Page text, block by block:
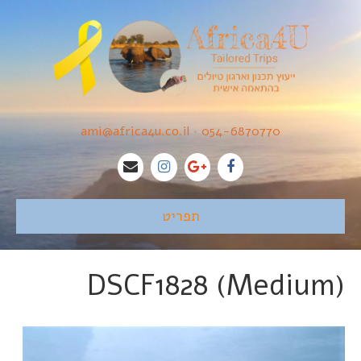
054-6870770
•
ami@africa4u.co.il
תפריט
DSCF1828 (Medium)